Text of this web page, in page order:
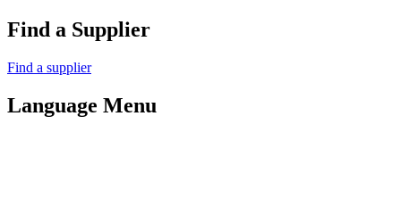
Find a Supplier
Find a supplier
Language Menu